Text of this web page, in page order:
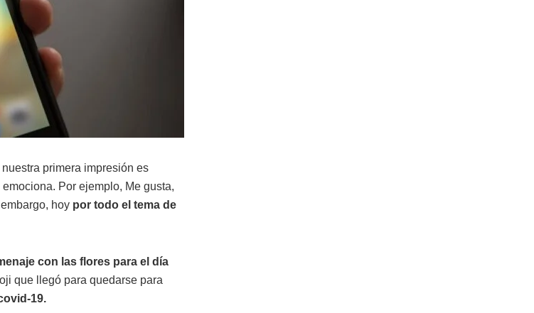
primera impresión es
Por ejemplo, Me gusta,
hoy por todo el tema de
con las flores para el día
que llegó para quedarse para
19.